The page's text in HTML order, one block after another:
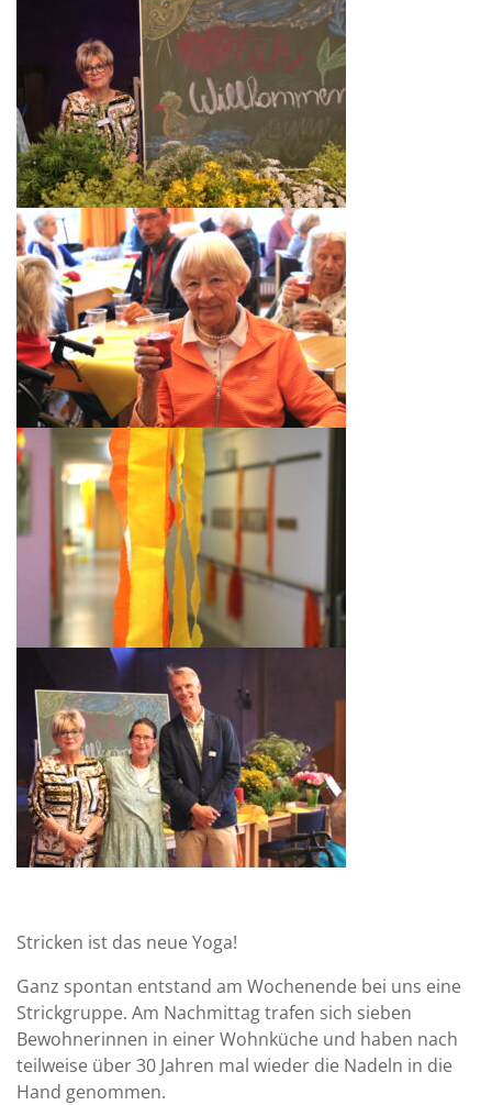
Stricken ist das neue Yoga!
Ganz spontan entstand am Wochenende bei uns eine
Strickgruppe. Am Nachmittag trafen sich sieben
Bewohnerinnen in einer Wohnküche und haben nach
teilweise über 30 Jahren mal wieder die Nadeln in die
Hand genommen.